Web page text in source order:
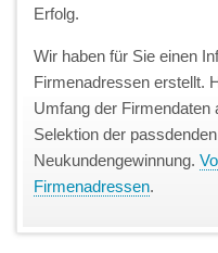
Erfolg.
Wir haben für Sie einen
Firmenadressen erstellt.
Umfang der
Selektion der
Neukundengewinnung.
Firmenadressen.